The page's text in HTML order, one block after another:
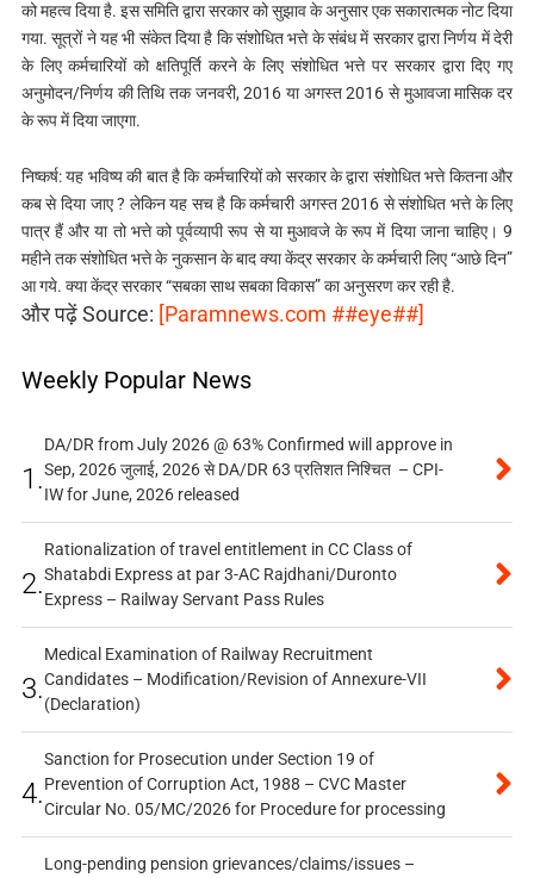
को महत्व दिया है. इस समिति द्वारा सरकार को सुझाव के अनुसार एक सकारात्मक नोट दिया
गया. सूत्रों ने यह भी संकेत दिया है कि संशोधित भत्ते के संबंध में सरकार द्वारा निर्णय में देरी
के लिए कर्मचारियों को क्षतिपूर्ति करने के लिए संशोधित भत्ते पर सरकार द्वारा दिए गए
अनुमोदन/निर्णय की तिथि तक जनवरी, 2016 या अगस्त 2016 से मुआवजा मासिक दर
के रूप में दिया जाएगा.
निष्कर्ष: यह भविष्य की बात है कि कर्मचारियों को सरकार के द्वारा संशोधित भत्ते कितना और
कब से दिया जाए ? लेकिन यह सच है कि कर्मचारी अगस्त 2016 से संशोधित भत्ते के लिए
पात्र हैं और या तो भत्ते को पूर्वव्यापी रूप से या मुआवजे के रूप में दिया जाना चाहिए। 9
महीने तक संशोधित भत्ते के नुकसान के बाद क्या केंद्र सरकार के कर्मचारी लिए “आछे दिन”
आ गये. क्या केंद्र सरकार “सबका साथ सबका विकास” का अनुसरण कर रही है.
और पढ़ें Source: [Paramnews.com ##eye##]
Weekly Popular News
1.
DA/DR from July 2026 @ 63% Confirmed will approve in
Sep, 2026 जुलाई, 2026 से DA/DR 63 प्रतिशत निश्चित – CPI-
IW for June, 2026 released
2.
Rationalization of travel entitlement in CC Class of
Shatabdi Express at par 3-AC Rajdhani/Duronto
Express – Railway Servant Pass Rules
3.
Medical Examination of Railway Recruitment
Candidates – Modification/Revision of Annexure-VII
(Declaration)
4.
Sanction for Prosecution under Section 19 of
Prevention of Corruption Act, 1988 – CVC Master
Circular No. 05/MC/2026 for Procedure for processing
Long-pending pension grievances/claims/issues –